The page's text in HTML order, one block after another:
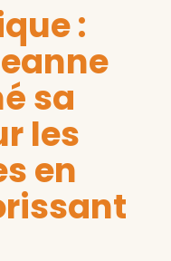
:
sa
les
en